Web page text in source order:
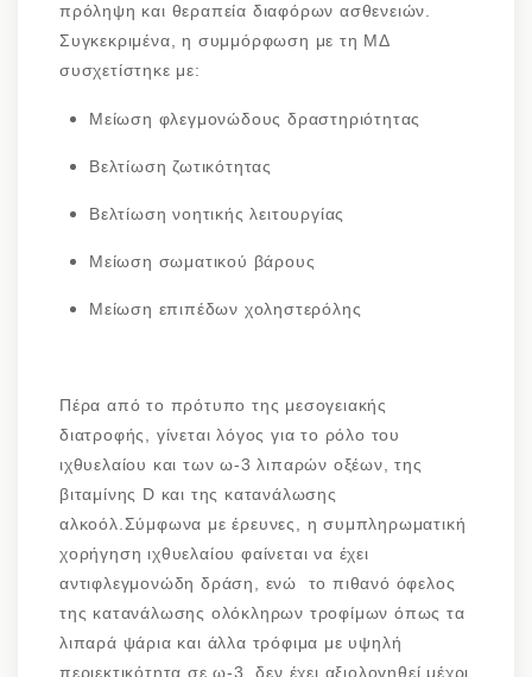
πρόληψη και θεραπεία διαφόρων ασθενειών.
Συγκεκριμένα, η συμμόρφωση με τη ΜΔ
συσχετίστηκε με:
Μείωση φλεγμονώδους δραστηριότητας
Βελτίωση ζωτικότητας
Βελτίωση νοητικής λειτουργίας
Μείωση σωματικού βάρους
Μείωση επιπέδων χοληστερόλης
Πέρα από το πρότυπο της μεσογειακής
διατροφής, γίνεται λόγος για το ρόλο του
ιχθυελαίου και των ω-3 λιπαρών οξέων, της
βιταμίνης D και της κατανάλωσης
αλκοόλ.Σύμφωνα με έρευνες, η συμπληρωματική
χορήγηση ιχθυελαίου φαίνεται να έχει
αντιφλεγμονώδη δράση, ενώ το πιθανό όφελος
της κατανάλωσης ολόκληρων τροφίμων όπως τα
λιπαρά ψάρια και άλλα τρόφιμα με υψηλή
περιεκτικότητα σε ω-3, δεν έχει αξιολογηθεί μέχρι